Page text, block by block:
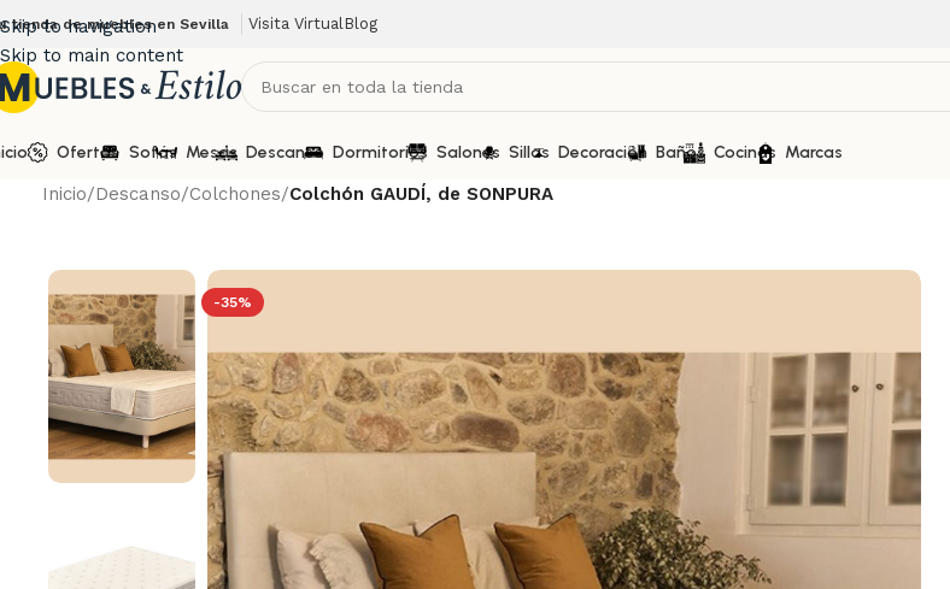
Skip to navigation
Skip to main content
tienda de muebles en Sevilla Visita VirtualBlog
Ofertas Sofás Mesas Descanso Dormitorios Salones Sillas Decoración Baños Cocinas Marcas
Inicio/Descanso/Colchones/Colchón GAUDÍ, de SONPURA
-35%